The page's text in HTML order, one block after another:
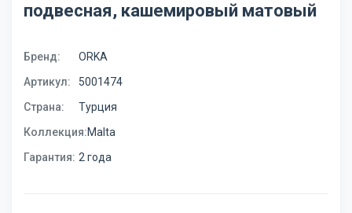
подвесная, кашемировый матовый
Бренд:
ORKA
Артикул:
5001474
Страна:
Турция
Коллекция:Malta
Гарантия: 2 года